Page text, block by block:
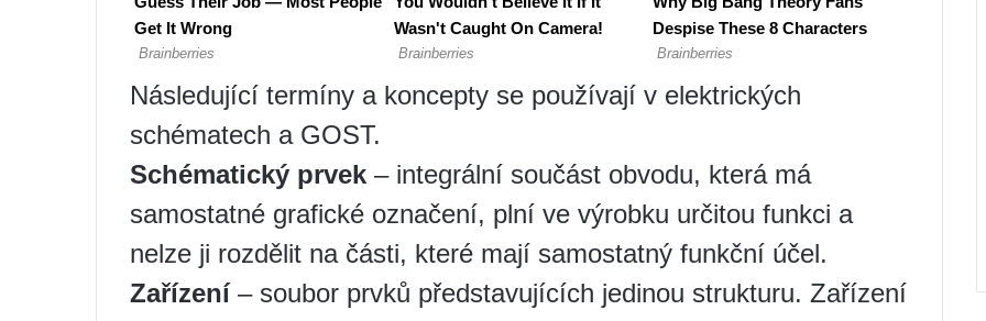
Následující termíny a koncepty se používají v elektrických
schématech a GOST.
Schématický prvek – integrální součást obvodu, která má
samostatné grafické označení, plní ve výrobku určitou funkci a
nelze ji rozdělit na části, které mají samostatný funkční účel.
Zařízení– soubor prvků představujících jedinou strukturu. Zařízení